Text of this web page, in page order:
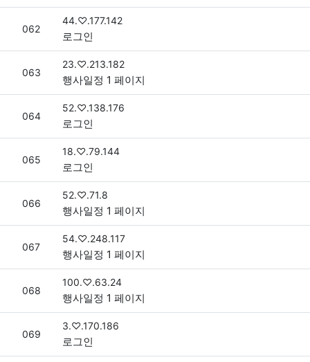
번호
062
접속자
44.♡.177.142
로그인
번호
063
접속자
23.♡.213.182
행사일정 1 페이지
번호
064
접속자
52.♡.138.176
로그인
번호
065
접속자
18.♡.79.144
로그인
번호
066
접속자
52.♡.71.8
행사일정 1 페이지
번호
067
접속자
54.♡.248.117
행사일정 1 페이지
번호
068
접속자
100.♡.63.24
행사일정 1 페이지
번호
069
접속자
3.♡.170.186
로그인